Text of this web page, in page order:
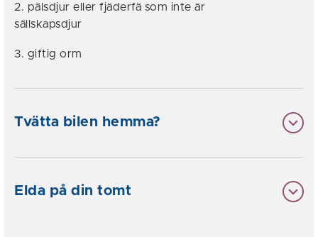
2. pälsdjur eller fjäderfä som inte är
sällskapsdjur
3. giftig orm
Tvätta bilen hemma?
Elda på din tomt